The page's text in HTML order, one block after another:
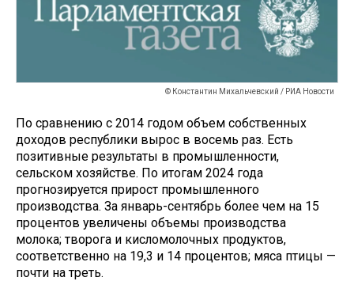
© Константин Михальчевский / РИА Новости
По сравнению с 2014 годом объем собственных
доходов республики вырос в восемь раз. Есть
позитивные результаты в промышленности,
сельском хозяйстве. По итогам 2024 года
прогнозируется прирост промышленного
производства. За январь-сентябрь более чем на 15
процентов увеличены объемы производства
молока; творога и кисломолочных продуктов,
соответственно на 19,3 и 14 процентов; мяса птицы —
почти на треть.